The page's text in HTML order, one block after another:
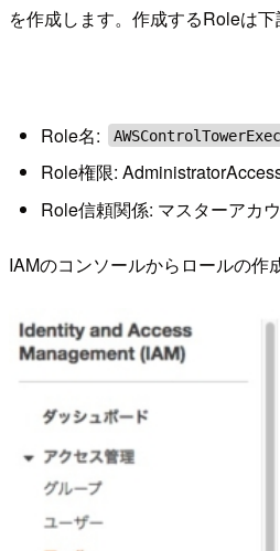
を作成します。作成するRoleは下
Role名:
Role権限:
Role信頼関係: マスターアカ
IAMのコンソールからロールの作